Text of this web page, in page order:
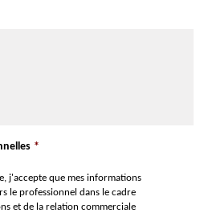
*
j'accepte que mes informations
le professionnel dans le cadre
et de la relation commerciale